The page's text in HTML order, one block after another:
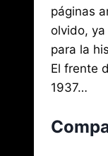
2026
páginas
olvido,
para la
El frente
1937…